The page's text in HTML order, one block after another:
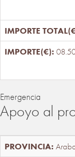
Emergencia
Apoyo al